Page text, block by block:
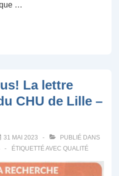
…
La lettre
CHU de Lille –
31 MAI 2023
PUBLIÉ DANS
ÉTIQUETTÉ AVEC QUALITÉ